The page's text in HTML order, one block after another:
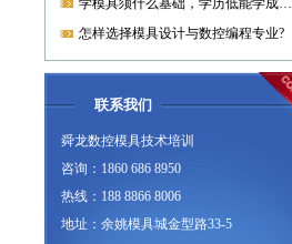
学模具须什么基础，学历低能学成就业吗?
怎样选择模具设计与数控编程专业?
联系我们
舜龙数控模具技术培训
咨询：1860 686 8950
热线：188 8866 8006
地址：余姚模具城金型路33-5